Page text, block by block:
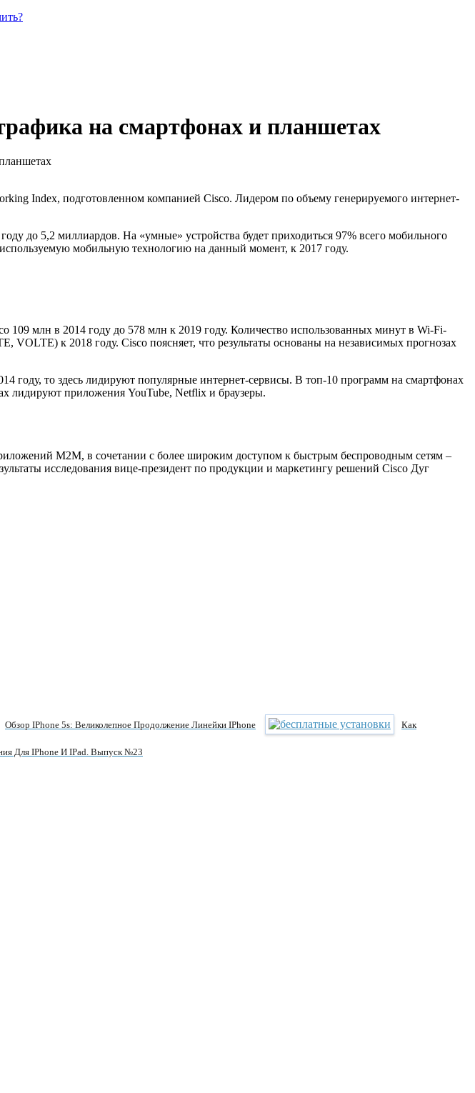
на смартфонах и планшетах
Index, подготовленном компанией Cisco. Лидером по объему генерируемого интернет-
до 5,2 миллиардов. На «умные» устройства будет приходиться 97% всего мобильного
мобильную технологию на данный момент, к 2017 году.
109 млн в 2014 году до 578 млн к 2019 году. Количество использованных минут в Wi-Fi-
к 2018 году. Cisco поясняет, что результаты основаны на независимых прогнозах
году, то здесь лидируют популярные интернет-сервисы. В топ-10 программ на смартфонах
лидируют приложения YouTube, Netflix и браузеры.
M2M, в сочетании с более широким доступом к быстрым беспроводным сетям –
исследования вице-президент по продукции и маркетингу решений Cisco Дуг
Обзор IPhone 5s: Великолепное Продолжение Линейки IPhone Как
Для IPhone И IPad. Выпуск №23